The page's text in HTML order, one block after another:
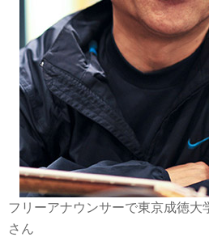
フリーアナウンサーで東京成徳大
さん